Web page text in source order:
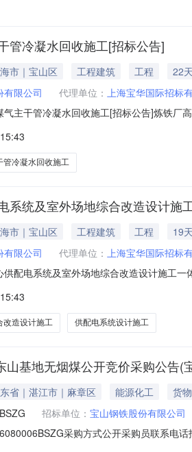
管冷凝水回收施工[招标公告]
海市｜宝山区 工程建筑 工程
22
有限公司 代理单位： 上海宝华国际招标
气主干管冷凝水回收施工[招标公告]炼铁厂
设地点：上海市宝山区富锦路宝山基地厂
就炼铁
管冷凝水回收施工
系统及室外场地综合改造设计施
海市｜宝山区 工程建筑 工程
19
有限公司 代理单位： 上海宝华国际招标
供配电系统及室外场地综合改造设计施工
与招标范围2.1招标项目名称：宝钢体育
）。2.4计划
改造设计施工 供配电系统设计施工
山基地无烟煤公开竞价采购公告(
省｜湛江市｜麻章区 能源化工
货物
招标单位： 宝山钢铁股份有限公司
采购方式公开采购员联系电